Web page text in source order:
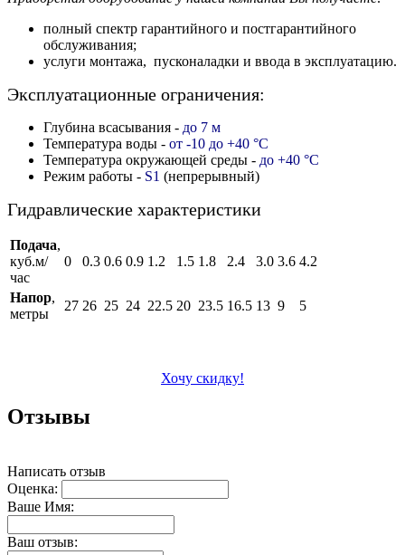
полный спектр гарантийного и постгарантийного
обслуживания;
услуги монтажа, пусконаладки и ввода в эксплуатацию.
Эксплуатационные ограничения:
Глубина всасывания - до 7 м
Температура воды - от -10 до +40 °C
Температура окружающей среды - до +40 °C
Режим работы - S1 (непрерывный)
Гидравлические характеристики
Подача,
куб.м/
час
0 0.3 0.6 0.9 1.2 1.5 1.8 2.4 3.0 3.6 4.2
Напор,
метры
27 26 25 24 22.5 20 23.5 16.5 13 9 5
Хочу скидку!
Отзывы
Написать отзыв
Оценка:
Ваше Имя:
Ваш отзыв: